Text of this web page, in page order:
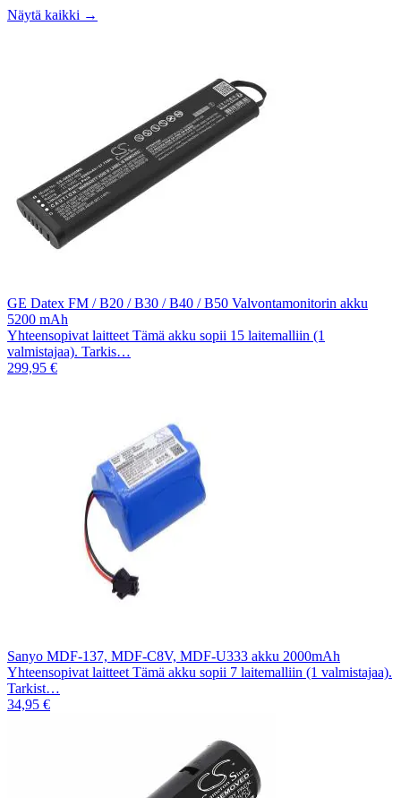
Näytä kaikki →
GE Datex FM / B20 / B30 / B40 / B50 Valvontamonitorin akku
5200 mAh
Yhteensopivat laitteet Tämä akku sopii 15 laitemalliin (1
valmistajaa). Tarkis…
299,95 €
Sanyo MDF-137, MDF-C8V, MDF-U333 akku 2000mAh
Yhteensopivat laitteet Tämä akku sopii 7 laitemalliin (1 valmistajaa).
Tarkist…
34,95 €